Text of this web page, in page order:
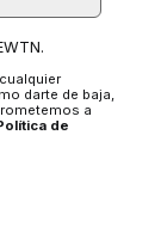
darte de baja,
a
de